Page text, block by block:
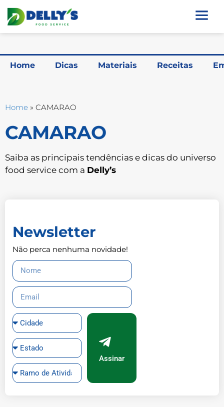
Home Dicas Materiais Receitas
Home » CAMARAO
CAMARAO
Saiba as principais tendências e dicas do universo
food service com a Delly’s
Newsletter
Não perca nenhuma novidade!
Assinar